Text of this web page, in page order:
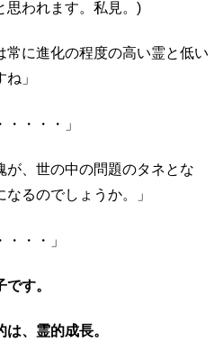
思われます。私見。)
常に進化の程度の高い霊と低い
」
・・・」
が、世の中の問題のタネとな
るのでしょうか。」
・・」
す。
、霊的成長。